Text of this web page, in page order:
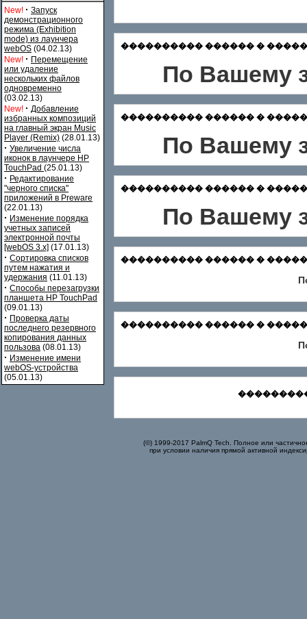
New! · Запуск
демонстрационного
режима (Exhibition
mode) из лаунчера
webOS (04.02.13)
New! · Перемещение
или удаление
нескольких файлов
одновременно
(03.02.13)
New! · Добавление
избранных композиций
на главный экран Music
Player (Remix) (28.01.13)
· Увеличение числа
иконок в лаунчере HP
TouchPad (25.01.13)
· Редактирование
"черного списка"
приложений в Preware
(22.01.13)
· Изменение порядка
учетных записей
электронной почты
[webOS 3.x] (17.01.13)
· Сортировка списков
путем нажатия и
удержания (11.01.13)
· Способы перезагрузки
планшета HP TouchPad
(09.01.13)
· Проверка даты
последнего резервного
копирования данных
пользова (08.01.13)
· Изменение имени
webOS-устройства
(05.01.13)
���������� ������ � �������
По Вашему
���������� ������ � �������
По Вашему
���������� ������ � �������
По Вашему
���������� ������ � �������
���������� ������ �
(©) 1999-2017 PalmQ Tech. Полное или
при условии наличия прямой активной